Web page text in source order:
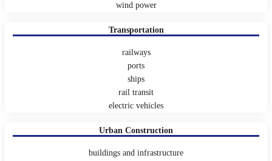
wind power
Transportation
railways
ports
ships
rail transit
electric vehicles
Urban Construction
buildings and infrastructure